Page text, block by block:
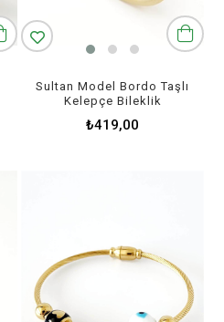
Sultan Model Bordo Taşlı
Kelepçe Bileklik
₺419,00